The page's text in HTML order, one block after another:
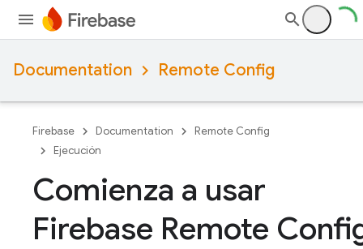
Documentation Remote Config
Firebase Documentation
Remote Config
Ejecución
Comienza a usar
Firebase Remote